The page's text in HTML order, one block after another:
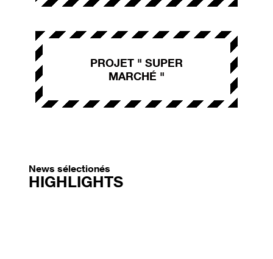
PROJET " SUPER
MARCHÉ "
News sélectionés
HIGHLIGHTS